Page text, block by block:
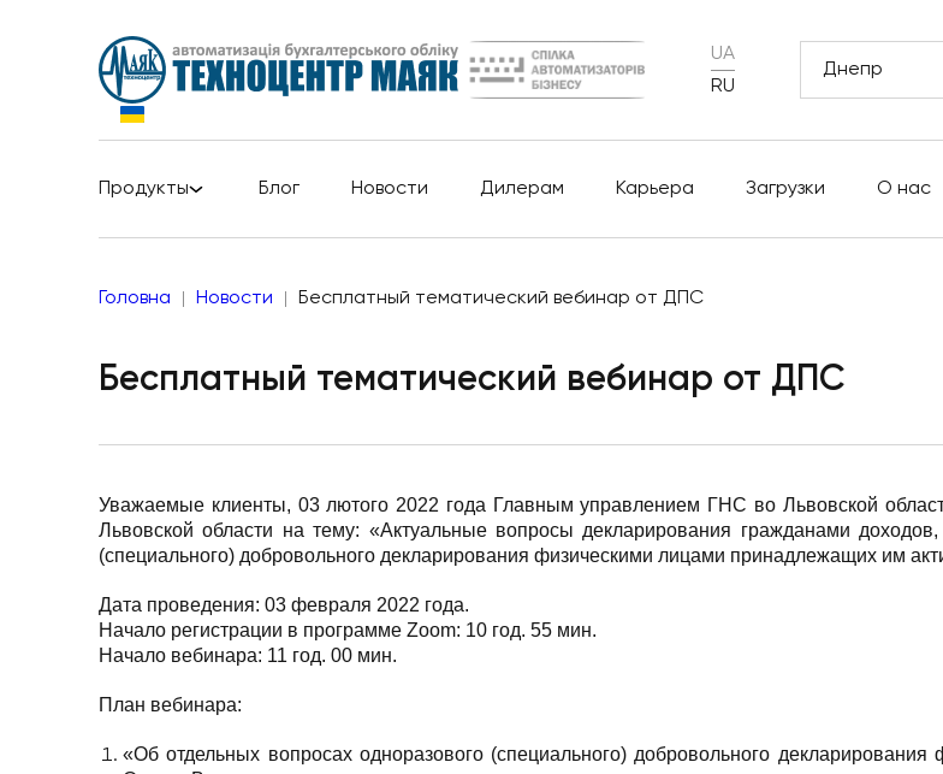
UA
RU
Днепр
Продукты Блог Новости Дилерам Карьера Загрузки О нас
Головна Новости Бесплатный тематический вебинар от ДПС
Бесплатный тематический вебинар от ДПС
Уважаемые клиенты, 03 лютого 2022 года Главным управлением ГНС во Львовской
Львовской области на тему: «Актуальные вопросы декларирования гражданами
(специального) добровольного декларирования физическими лицами принадлежащих им
Дата проведения: 03 февраля 2022 года.
Начало регистрации в программе Zoom: 10 год. 55 мин.
Начало вебинара: 11 год. 00 мин.
План вебинара:
«Об отдельных вопросах одноразового (специального) добровольного